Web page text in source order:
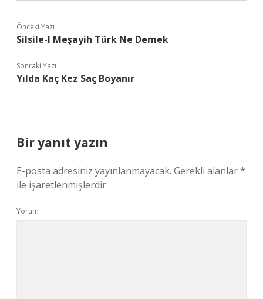
Önceki Yazı
Silsile-I Meşayih Türk Ne Demek
Sonraki Yazı
Yılda Kaç Kez Saç Boyanır
Bir yanıt yazın
E-posta adresiniz yayınlanmayacak. Gerekli alanlar*
ile işaretlenmişlerdir
Yorum